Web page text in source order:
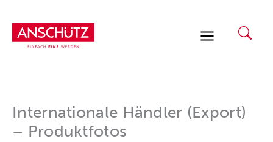
Inhalt
springen
Internationale Händler (Export)
– Produktfotos